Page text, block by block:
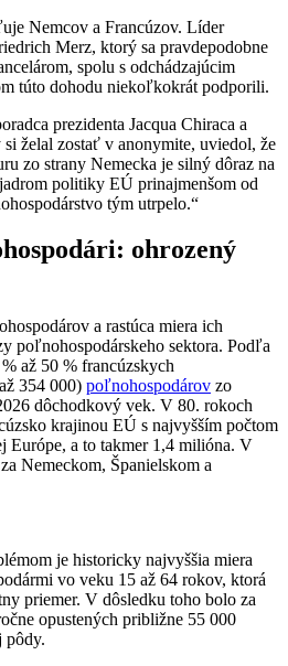
Nemcov a Francúzov. Líder
Merz, ktorý sa pravdepodobne
spolu s odchádzajúcim
túto dohodu niekoľkokrát podporili.
prezidenta Jacqua Chiraca a
želal zostať v anonymite, uviedol, že
zo strany Nemecka je silný dôraz na
politiky EÚ prinajmenšom od
tým utrpelo.“
ohrozený
a rastúca miera ich
poľnohospodárskeho sektora. Podľa
až 50 % francúzskych
354 000) poľnohospodárov zo
dôchodkový vek. V 80. rokoch
krajinou EÚ s najvyšším počtom
Európe, a to takmer 1,4 milióna. V
Nemeckom, Španielskom a
je historicky najvyššia miera
vo veku 15 až 64 rokov, ktorá
priemer. V dôsledku toho bolo za
opustených približne 55 000
pôdy.